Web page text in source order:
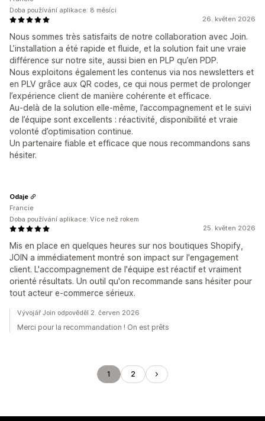
26. květen 2026
Nous sommes très satisfaits de notre collaboration avec Join.
L’installation a été rapide et fluide, et la solution fait une vraie
différence sur notre site, aussi bien en PLP qu’en PDP.
Nous exploitons également les contenus via nos newsletters et
en PLV grâce aux QR codes, ce qui nous permet de prolonger
l’expérience client de manière cohérente et efficace.
Au-delà de la solution elle-même, l’accompagnement et le suivi
de l’équipe sont excellents : réactivité, disponibilité et vraie
volonté d’optimisation continue.
Un partenaire fiable et efficace que nous recommandons sans
hésiter.
Doba používání aplikace: 8 měsíci
25. květen 2026
Mis en place en quelques heures sur nos boutiques Shopify,
JOIN a immédiatement montré son impact sur l'engagement
client. L'accompagnement de l'équipe est réactif et vraiment
orienté résultats. Un outil qu'on recommande sans hésiter pour
tout acteur e-commerce sérieux.
Odaje
Francie
Doba používání aplikace: Více než rokem
Vývojář Join odpověděl 2. červen 2026
Merci pour la recommandation ! On est prêts
1 2